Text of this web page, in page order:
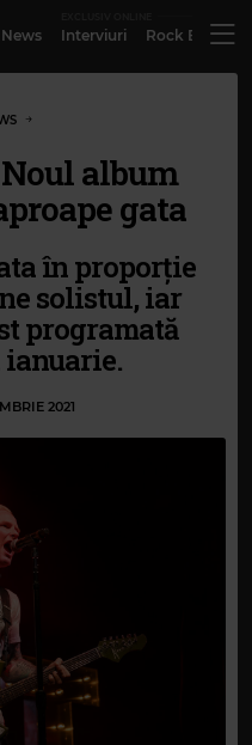
Interviuri Rock
album
gata
în proporție
solistul, iar
programată
2021